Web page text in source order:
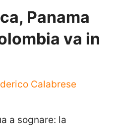
Panama
va in
Calabrese
a sognare: la